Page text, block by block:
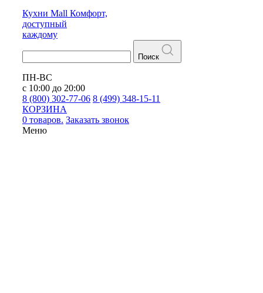
Кухни Mall Комфорт,
доступный
каждому
Поиск
ПН-ВС
с 10:00 до 20:00
8 (800) 302-77-06 8 (499) 348-15-11
КОРЗИНА
0 товаров. Заказать звонок
Меню